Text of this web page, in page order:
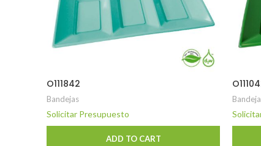
O111842
Bandejas
Solicitar Presupuesto
ADD TO CART